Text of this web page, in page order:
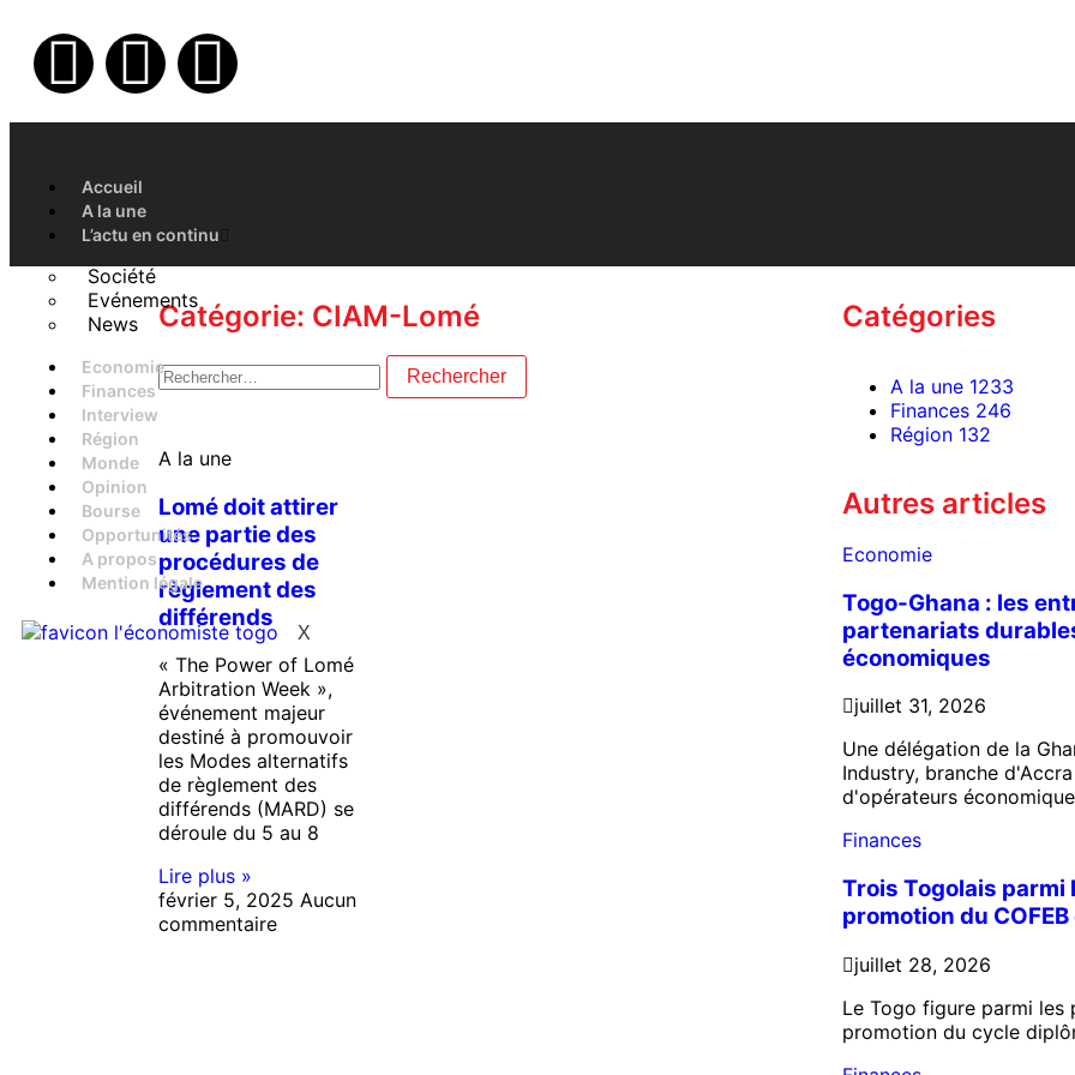
Accueil
A la une
L’actu en continu
Société
Evénements
News
Economie
Finances
Interview
Région
Monde
Opinion
Bourse
Opportunités
A propos
Mention légale
X
Catégorie: CIAM-Lomé
A la une
Lomé doit attirer
une partie des
procédures de
règlement des
différends
« The Power of Lomé
Arbitration Week »,
événement majeur
destiné à promouvoir
les Modes alternatifs
de règlement des
différends (MARD) se
déroule du 5 au 8
Lire plus »
février 5, 2025 Aucun
commentaire
Catégories
A la une 1233
Finances 246
Région 132
Autres articles
Economie
Togo-Ghana : les
partenariats
économiques
juillet 31, 2026
Une délégation de la
Industry, branche
d'opérateurs
Finances
Trois Togolais parmi
promotion du COFEB
juillet 28, 2026
Le Togo figure parmi les
promotion du cycle